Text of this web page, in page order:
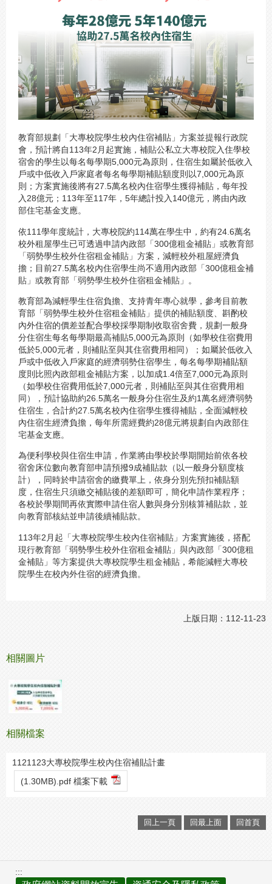
教育部規劃「大專校院學生校內住宿補貼」方案並提報行政院
會，預計將自113年2月起實施，補貼公私立大專校院入住學校
宿舍的學生以每名每學期5,000元為原則，住宿生如屬於低收入
戶或中低收入戶家庭者每名每學期補貼額度則以7,000元為原
則；方案實施後將有27.5萬名校內住宿學生獲得補貼，每年投
入28億元；113年至117年，5年總計投入140億元，將由內政
部住宅基金支應。
依111學年度統計，大專校院約114萬在學生中，約有24.6萬名
校外租屋學生已可透過申請內政部「300億租金補貼」或教育部
「弱勢學生校外住宿租金補貼」方案，減輕校外租屋經濟負
擔；目前27.5萬名校內住宿學生尚不適用內政部「300億租金補
貼」或教育部「弱勢學生校外住宿租金補貼」。
教育部為減輕學生住宿負擔、支持青年專心就學，參考目前教
育部「弱勢學生校外住宿租金補貼」提供的補貼額度、斟酌校
內外住宿的價差並配合學校採學期制收取宿舍費，規劃一般身
分住宿生每名每學期最高補貼5,000元為原則（如學校住宿費用
低於5,000元者，則補貼至與其住宿費用相同）；如屬於低收入
戶或中低收入戶家庭的經濟弱勢住宿學生，每名每學期補貼額
度則比照內政部租金補貼方案，以加成1.4倍至7,000元為原則
（如學校住宿費用低於7,000元者，則補貼至與其住宿費用相
同），預計協助約26.5萬名一般身分住宿生及約1萬名經濟弱勢
住宿生，合計約27.5萬名校內住宿學生獲得補貼，全面減輕校
內住宿生經濟負擔，每年所需經費約28億元將規劃自內政部住
宅基金支應。
為便利學校與住宿生申請，作業將由學校於學期開始前依各校
宿舍床位數向教育部申請預撥9成補貼款（以一般身分額度核
計），同時於申請宿舍的繳費單上，依身分別先預扣補貼額
度，住宿生只須繳交補貼後的差額即可，簡化申請作業程序；
各校於學期間再依實際申請住宿人數與身分別核算補貼款，並
向教育部核結並申請後續補貼款。
113年2月起「大專校院學生校內住宿補貼」方案實施後，搭配
現行教育部「弱勢學生校外住宿租金補貼」與內政部「300億租
金補貼」等方案提供大專校院學生租金補貼，希能減輕大專校
院學生在校內外住宿的經濟負擔。
上版日期：112-11-23
相關圖片
相關檔案
1121123大專校院學生校內住宿補貼計畫
(1.30MB).pdf 檔案下載
回上一頁 回最上面 回首頁
:::